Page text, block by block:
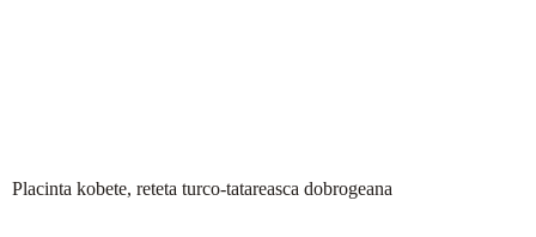
Placinta kobete, reteta turco-tatareasca dobrogeana